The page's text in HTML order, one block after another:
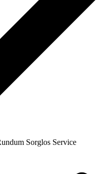
Sorglos Service